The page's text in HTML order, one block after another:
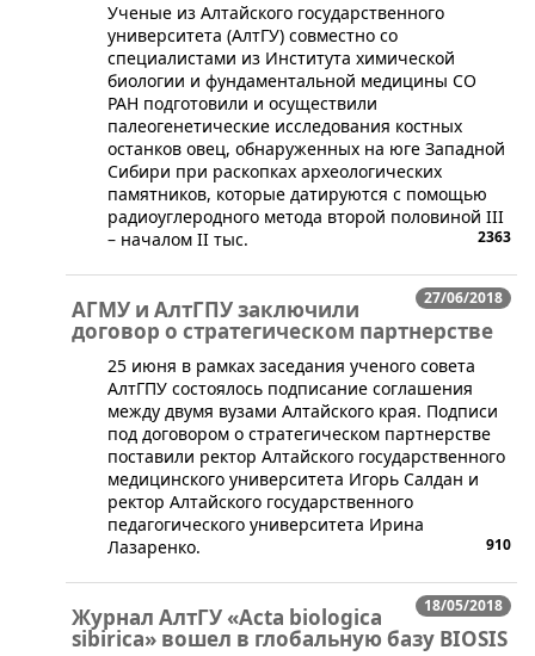
Ученые из Алтайского государственного
университета (АлтГУ) совместно со
специалистами из Института химической
биологии и фундаментальной медицины СО
РАН подготовили и осуществили
палеогенетические исследования костных
останков овец, обнаруженных на юге Западной
Сибири при раскопках археологических
памятников, которые датируются с помощью
радиоуглеродного метода второй половиной III
– началом II тыс.
2363
27/06/2018
АГМУ и АлтГПУ заключили
договор о стратегическом партнерстве
​25 июня в рамках заседания ученого совета
АлтГПУ состоялось подписание соглашения
между двумя вузами Алтайского края. Подписи
под договором о стратегическом партнерстве
поставили ректор Алтайского государственного
медицинского университета Игорь Салдан и
ректор Алтайского государственного
педагогического университета Ирина
Лазаренко.
910
18/05/2018
Журнал АлтГУ «Acta biologica
sibirica» вошел в глобальную базу BIOSIS